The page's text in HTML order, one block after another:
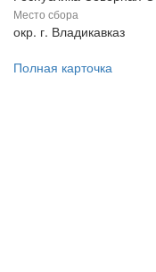
Место сбора
окр. г. Владикавказ
Полная карточка